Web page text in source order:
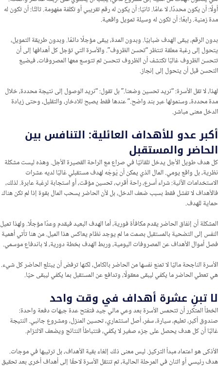
أولًا: أن يكون محددًا، لا عامًا. ثانيًا: أن يكون له رقم تقريبي أو تكلفة مفهومة. ثالثًا: أن تكون له
مدة زمنية. رابعًا: أن تكون له وسيلة تمويل واقعية.
بدون الرقم، يبقى الهدف ضبابيًا. وبدون المدة، يبقى مؤجلًا دائمًا. وبدون طريقة التمويل،
يتحول إلى رغبة معلقة تنتظر “تحسن الظروف”. والأسرة التي تؤجل كل أهدافها إلى أن
تتحسن الظروف غالبًا تكتشف أن الظروف تتحسن ثم تتوسع معها المصروفات، فيضيع
التحسن قبل أن يتحول إلى إنجاز.
لهذا، لا تقل الأسرة: “نريد تحسين وضعنا.” بل تقول: “نريد الوصول إلى نتيجة محددة، خلال
مدة محددة، وسنمولها عبر بند واضح.” عندها فقط يصبح للادخار، والتقليل، وحتى زيادة
الدخل معنى مباشر.
أكبر عدو للأهداف العائلية: التنافس بين
الحاضر والمستقبل
كل هدف طويل الأجل يدخل تلقائيًا في صراع مع الراحة القصيرة الأجل. وهذه ليست مشكلة
نظرية، بل واقع يومي. المال الذي يمكن أن يُوجّه لهدف مستقبلي غالبًا لديه عشرات
الاستخدامات الآنية: شراء أسرع، راحة أقرب، تحسين مؤقت، أو استجابة لرغبة عابرة. لذلك،
فالأهداف لا تفشل فقط بسبب ضعف الدخل، بل لأن الحاضر يسحب المال بقوة إذا لم تكن هناك
حماية للهدف.
المشكلة أن إنفاق الحاضر يقدم مكافأة فورية، أما الهدف البعيد فيقدم وعدًا مؤجلًا. ولهذا تميل
النفس إلى التضحية بالمستقبل بصمت ما لم يوجد نظام يعاكس هذا الميل. من هنا تأتي أهمية
فصل أموال الأهداف عن المصروفات اليومية، وربط الهدف بخطة دورية، لا باندفاع موسمي.
الأسرة الناجحة ماليًا لا تمنع نفسها من الحاضر بالكامل، لكنها ترفض أن يبتلع الحاضر كل شيء.
هي تعطي الحاضر ما يكفي ليبقى معقولًا، وتدافع عن المستقبل بما يكفي ليبقى حيًا.
لا تبنِ عشرة أهداف في وقت واحد
الخطأ المتكرر أن تتحمس الأسرة بعد وعي مالي جيد فتفتح عدة جبهات دفعة واحدة:
صندوق أكبر، تعليم، سيارة، سفر، أصل استثماري، تحسين المنزل، ومشروع جانبي. النتيجة
غالبًا أن كل هدف يحصل على جزء صغير لا يكفي، فتتباطأ النتائج ويضعف الالتزام.
الأذكى هو اعتماد مبدأ التركيز. ليس معنى ذلك إلغاء بقية الأهداف، بل ترتيبها في موجات.
هدف رئيسي أو اثنان في المرحلة الحالية، ثم تنتقل الأسرة لاحقًا إلى أهداف أخرى بعد تحقيق